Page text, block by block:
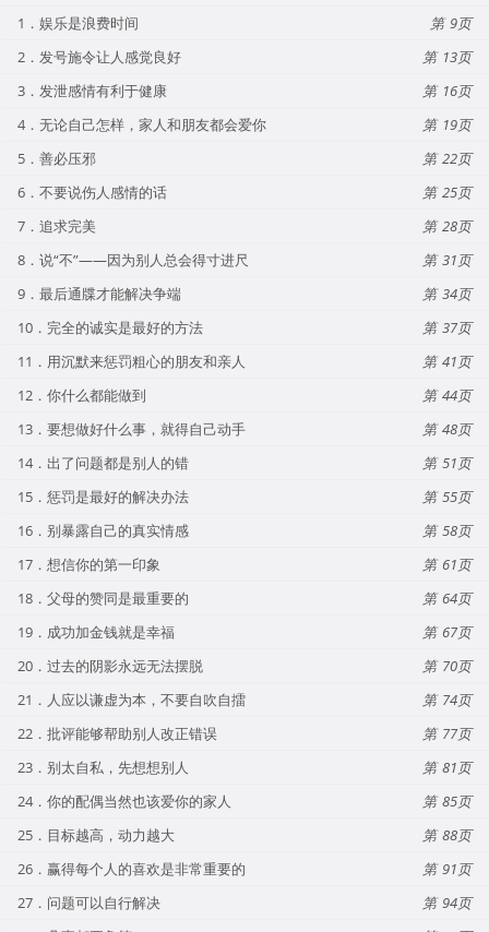
1．娱乐是浪费时间
9
2．发号施令让人感觉良好
13
3．发泄感情有利于健康
16
4．无论自己怎样，家人和朋友都会爱你
19
5．善必压邪
22
6．不要说伤人感情的话
25
7．追求完美
28
8．说“不”——因为别人总会得寸进尺
31
9．最后通牒才能解决争端
34
10．完全的诚实是最好的方法
37
11．用沉默来惩罚粗心的朋友和亲人
41
12．你什么都能做到
44
13．要想做好什么事，就得自己动手
48
14．出了问题都是别人的错
51
15．惩罚是最好的解决办法
55
16．别暴露自己的真实情感
58
17．想信你的第一印象
61
18．父母的赞同是最重要的
64
19．成功加金钱就是幸福
67
20．过去的阴影永远无法摆脱
70
21．人应以谦虚为本，不要自吹自擂
74
22．批评能够帮助别人改正错误
77
23．别太自私，先想想别人
81
24．你的配偶当然也该爱你的家人
85
25．目标越高，动力越大
88
26．赢得每个人的喜欢是非常重要的
91
27．问题可以自行解决
94